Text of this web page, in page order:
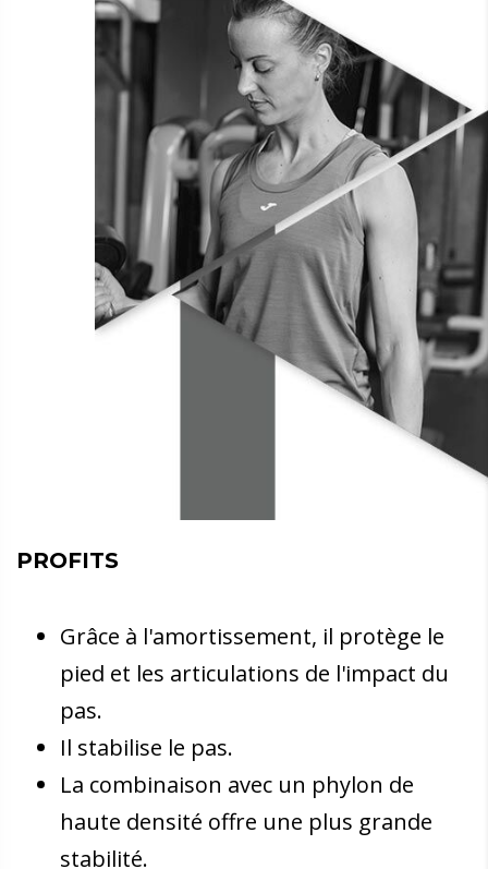
PROFITS
Grâce à l'amortissement, il protège le
pied et les articulations de l'impact du
pas.
Il stabilise le pas.
La combinaison avec un phylon de
haute densité offre une plus grande
stabilité.